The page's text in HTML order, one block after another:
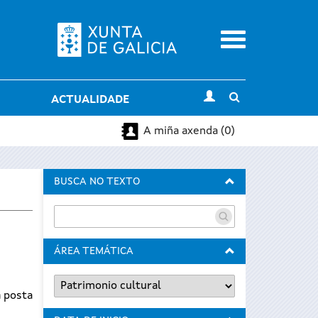
Menu
ACTUALIDADE
search
A miña axenda (0)
posta
BUSCA NO TEXTO
ÁREA TEMÁTICA